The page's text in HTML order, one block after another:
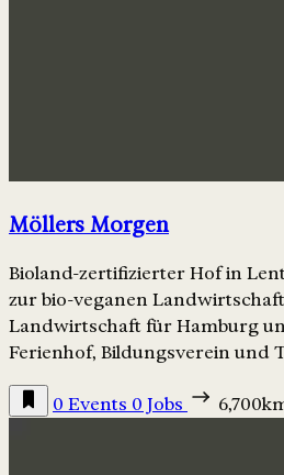
Möllers Morgen
Bioland-zertifizierter Hof in
zur bio-veganen
Landwirtschaft für Hamburg
Ferienhof, Bildungsverein und
0 Events 0 Jobs